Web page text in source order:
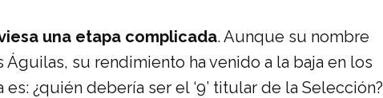
una etapa complicada. Aunque su nombre
su rendimiento ha venido a la baja en los
¿quién debería ser el ‘9’ titular de la Selección?